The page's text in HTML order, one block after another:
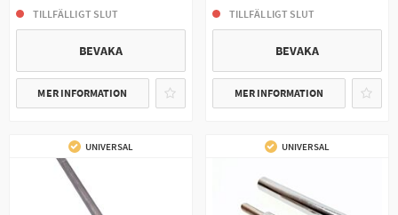
TILLFÄLLIGT SLUT
BEVAKA
MER INFORMATION
TILLFÄLLIGT SLUT
BEVAKA
MER INFORMATION
UNIVERSAL UNIVERSAL